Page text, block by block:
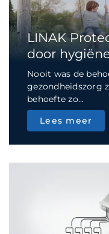
LINAK
door
Nooit was de
gezondheidszorg
behoefte zo...
Lees meer